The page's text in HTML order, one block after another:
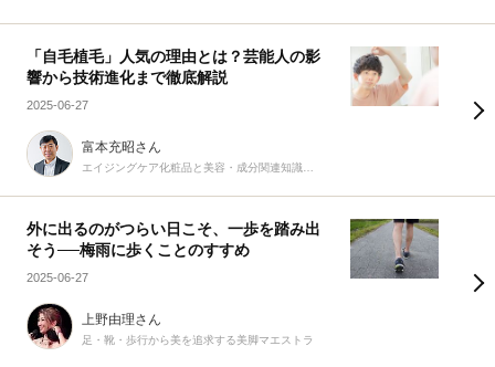
「自毛植毛」人気の理由とは？芸能人の影
響から技術進化まで徹底解説
2025-06-27
富本充昭さん
外に出るのがつらい日こそ、一歩を踏み出
そう──梅雨に歩くことのすすめ
2025-06-27
上野由理さん
足・靴・歩行から美を追求する美脚マエストラ